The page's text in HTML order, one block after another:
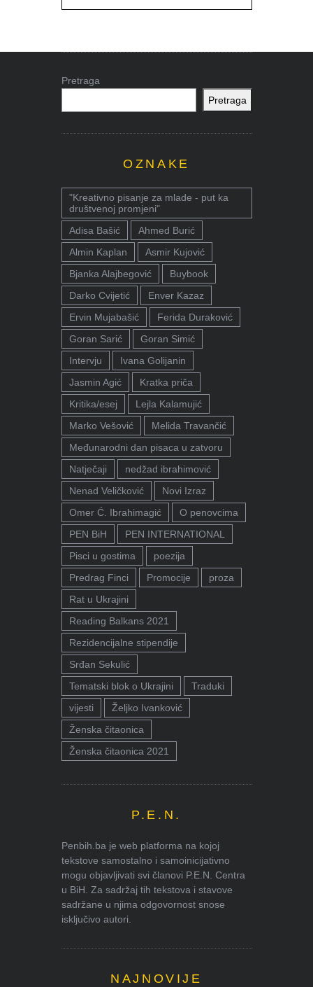
Pretraga
Pretraga
OZNAKE
"Kreativno pisanje za mlade - put ka
društvenoj promjeni"
Adisa Bašić
Ahmed Burić
Almin Kaplan
Asmir Kujović
Bjanka Alajbegović
Buybook
Darko Cvijetić
Enver Kazaz
Ervin Mujabašić
Ferida Duraković
Goran Sarić
Goran Simić
Intervju
Ivana Golijanin
Jasmin Agić
Kratka priča
Kritika/esej
Lejla Kalamujić
Marko Vešović
Melida Travančić
Međunarodni dan pisaca u zatvoru
Natječaji
nedžad ibrahimović
Nenad Veličković
Novi Izraz
Omer Ć. Ibrahimagić
O penovcima
PEN BiH
PEN INTERNATIONAL
Pisci u gostima
poezija
Predrag Finci
Promocije
proza
Rat u Ukrajini
Reading Balkans 2021
Rezidencijalne stipendije
Srđan Sekulić
Tematski blok o Ukrajini
Traduki
vijesti
Željko Ivanković
Ženska čitaonica
Ženska čitaonica 2021
P.E.N.
Penbih.ba je web platforma na kojoj
tekstove samostalno i samoinicijativno
mogu objavljivati svi članovi P.E.N. Centra
u BiH. Za sadržaj tih tekstova i stavove
sadržane u njima odgovornost snose
isključivo autori.
NAJNOVIJE